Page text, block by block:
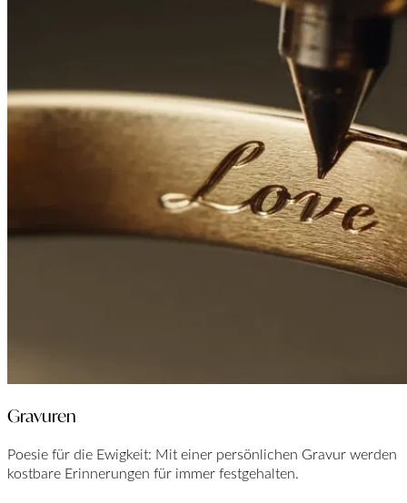
Gravuren
Poesie für die Ewigkeit: Mit einer persönlichen Gravur werden
kostbare Erinnerungen für immer festgehalten.